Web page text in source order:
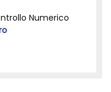
Numerico